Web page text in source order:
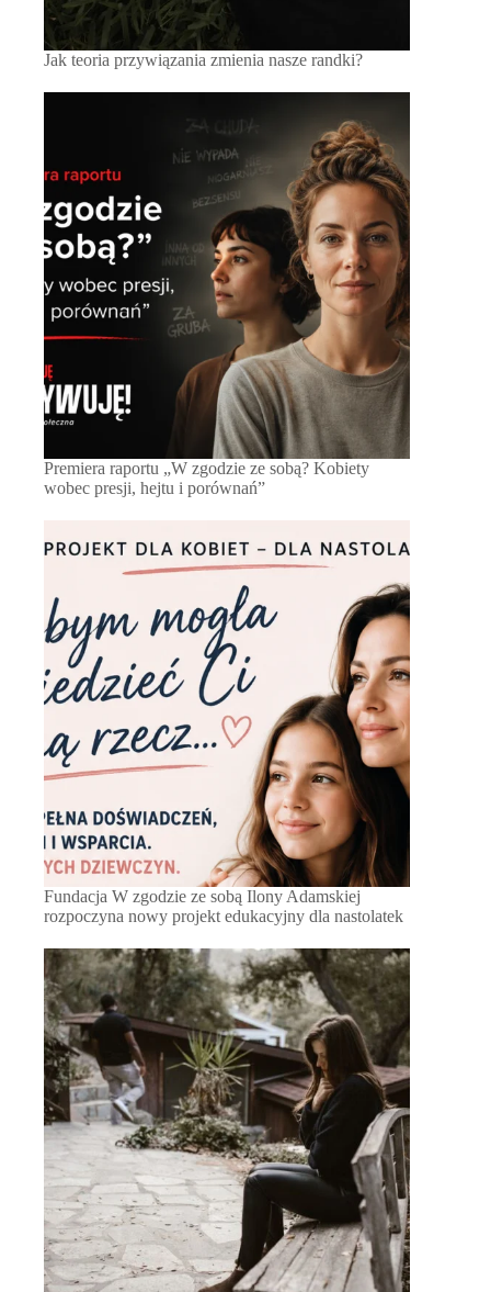
Jak teoria przywiązania zmienia nasze randki?
Premiera raportu „W zgodzie ze sobą? Kobiety
wobec presji, hejtu i porównań”
Fundacja W zgodzie ze sobą Ilony Adamskiej
rozpoczyna nowy projekt edukacyjny dla nastolatek